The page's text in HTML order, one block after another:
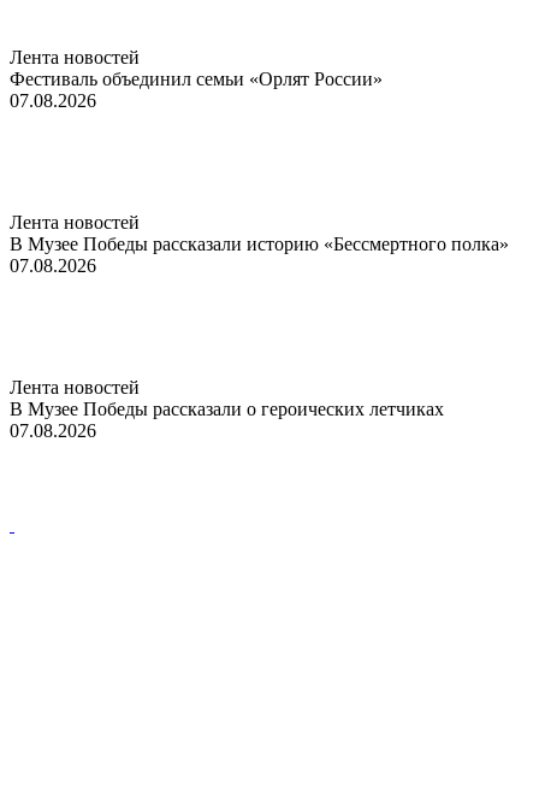
Лента новостей
Фестиваль объединил семьи «Орлят России»
07.08.2026
Лента новостей
В Музее Победы рассказали историю «Бессмертного полка»
07.08.2026
Лента новостей
В Музее Победы рассказали о героических летчиках
07.08.2026